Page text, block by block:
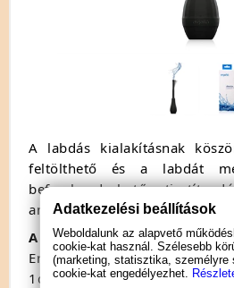
A labdás kialakításnak
feltölthető és a labdát
befecskendezhető a
anális használat).
A szett tartalma:
Ergoflo Director alap
1db 8cm-es, keskenyebb kanül
Adatkezelési beállítások
Weboldalunk az alapvető
cookie-kat használ. Szélesebb
(marketing, statisztika, személyre
cookie-kat engedélyezhet.